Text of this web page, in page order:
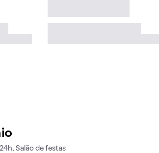
Salão de festas